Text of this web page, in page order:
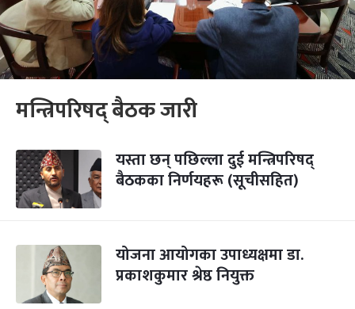
मन्त्रिपरिषद् बैठक जारी
यस्ता छन् पछिल्ला दुई मन्त्रिपरिषद्
बैठकका निर्णयहरू (सूचीसहित)
योजना आयोगका उपाध्यक्षमा डा.
प्रकाशकुमार श्रेष्ठ नियुक्त